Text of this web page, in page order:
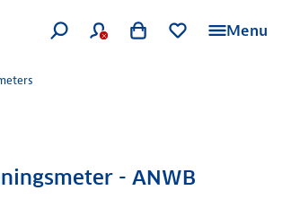
Menu
- ANWB